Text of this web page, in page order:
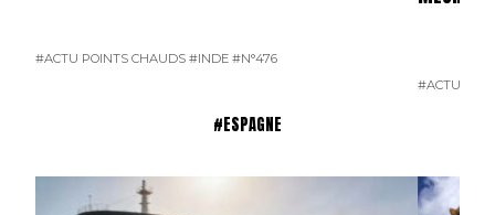
#ACTU POINTS CHAUDS #INDE #N°476
#ACTU
#ESPAGNE